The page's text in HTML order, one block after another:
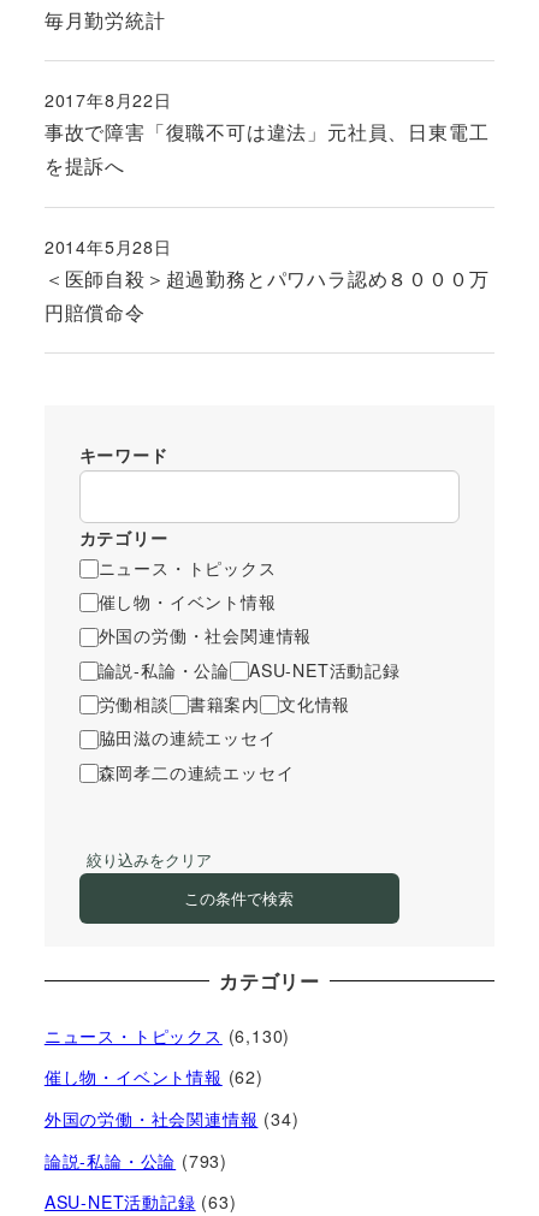
毎月勤労統計
事故で障害「復職不可は違法」元社員、日東電工
を提訴へ
投稿日
2017年8月22日
＜医師自殺＞超過勤務とパワハラ認め８０００万
円賠償命令
投稿日
2014年5月28日
キーワード
カテゴリー
ニュース・トピックス
催し物・イベント情報
外国の労働・社会関連情報
論説-私論・公論
ASU-NET活動記録
労働相談
書籍案内
文化情報
脇田滋の連続エッセイ
森岡孝二の連続エッセイ
絞り込みをクリア
この条件で検索
カテゴリー
ニュース・トピックス (6,130)
催し物・イベント情報 (62)
外国の労働・社会関連情報 (34)
論説-私論・公論 (793)
ASU-NET活動記録 (63)